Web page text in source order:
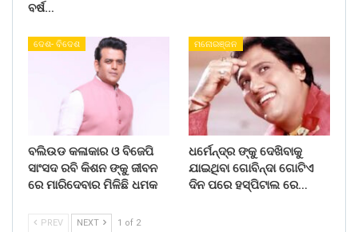
ବର୍ଷ…
ଦେଶ- ବିଦେଶ
ବଲିଉଡ କଳାକାର ଓ ବିଜେପି
ସାଂସଦ ରବି କିଶନ ଙ୍କୁ ଜୀବନ
ରେ ମାରିଦେବାର ମିଳିଛି ଧମକ
ମନୋରଞ୍ଜନ
ଧର୍ମେନ୍ଦ୍ର ଙ୍କୁ ଦେଖିବାକୁ
ଯାଇଥିବା ଗୋବିନ୍ଦା ଗୋଟିଏ
ଦିନ ପରେ ହସ୍ପିଟାଲ ରେ…
PREV NEXT 1 of 2